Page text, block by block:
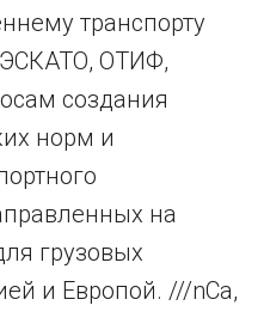
транспорту
ОТИФ,
создания
норм и
на
грузовых
и Европой. ///nCa,